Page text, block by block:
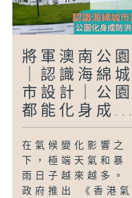
將軍澳南公園
｜認識海綿城
市設計｜公園
都能化身成...
在氣候變化影響之
下，極端天氣和暴
雨日子越來越多。
政府推出 《香港氣